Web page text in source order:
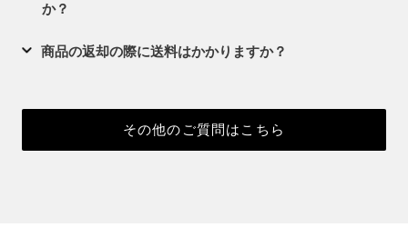
か？
商品の返却の際に送料はかかりますか？
その他のご質問はこちら